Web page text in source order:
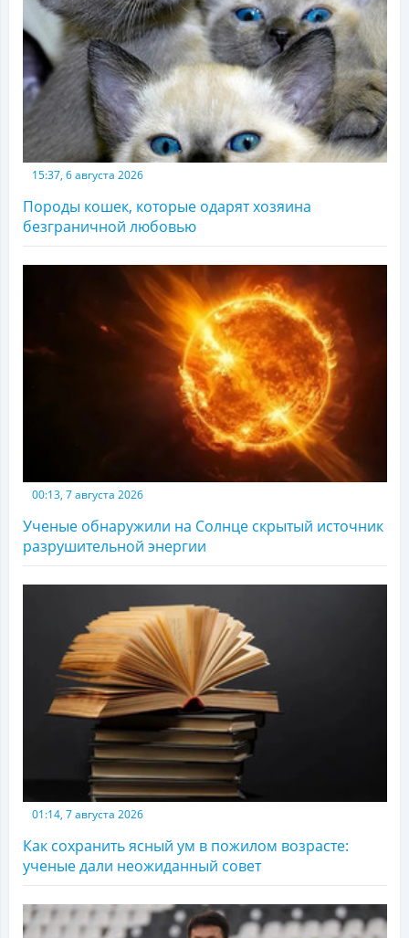
15:37, 6 августа 2026
Породы кошек, которые одарят хозяина
безграничной любовью
00:13, 7 августа 2026
Ученые обнаружили на Солнце скрытый источник
разрушительной энергии
01:14, 7 августа 2026
Как сохранить ясный ум в пожилом возрасте:
ученые дали неожиданный совет